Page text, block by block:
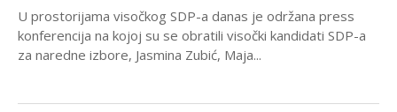
U prostorijama visočkog SDP-a danas je održana press
konferencija na kojoj su se obratili visočki kandidati SDP-a
za naredne izbore, Jasmina Zubić, Maja...